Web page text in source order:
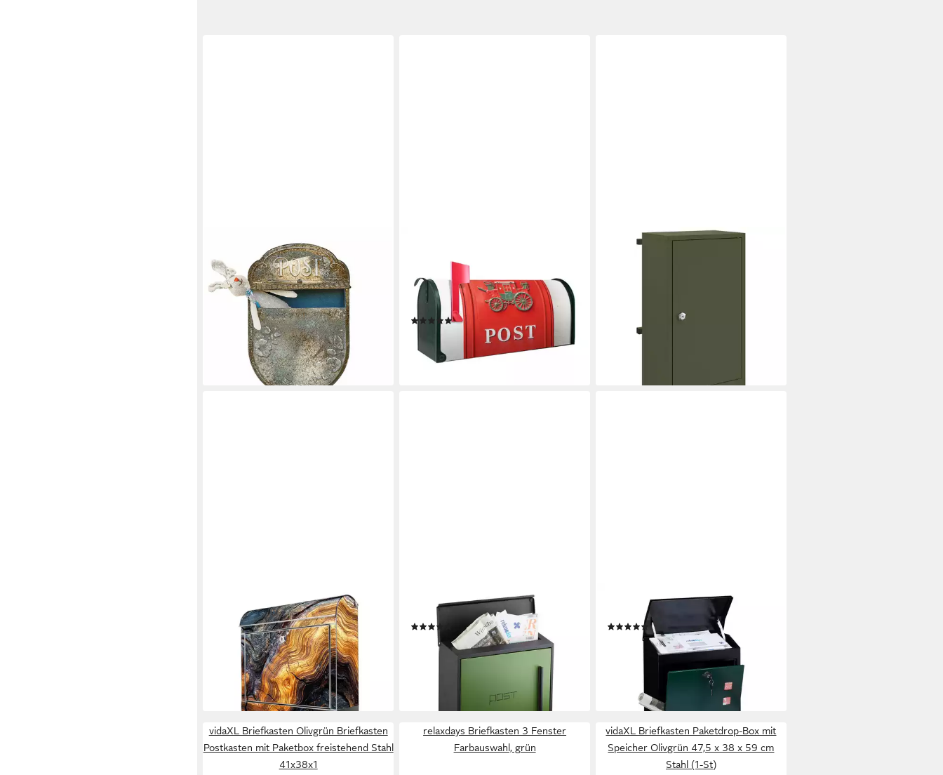
Briefkasten Briefkasten Mimello
antikgrün
20,95 €
lieferbar - in 4-5 Werktagen bei dir
Postkasten Nostalgie
(Amerikanischer Briefkasten, original
aus Mississippi USA), 22 x 17 x 51
cm
(1)
lieferbar - in 2-3 Werktagen bei dir
VIDAXL
lieferbar - in 4-5 Werktagen bei dir
Wandbriefkasten Edelstahl mit Motiv
Holz Gemasert Fluss Gold
(Wandbriefkasten groß, mit
Zeitungsfach), 38 x 42,5 x12 cm
119,99 €
lieferbar - in 2-3 Werktagen bei dir
Briefkasten mod, Schwarz-Grün
(4)
34,99 € UVP 59,99 €
RELAXDAYS
Briefkasten groß, Schwarz-Grün
(5)
99,99 € UVP149,99 €
lieferbar - in 2-3 Werktagen bei dir
vidaXL Briefkasten Olivgrün Briefkasten
Postkasten mit Paketbox freistehend Stahl
41x38x1
relaxdays Briefkasten 3 Fenster
Farbauswahl, grün
vidaXL Briefkasten Paketdrop-Box mit
Speicher Olivgrün 47,5 x 38 x 59 cm
Stahl (1-St)